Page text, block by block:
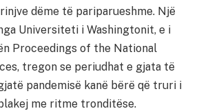
dëme të pariparueshme. Një
Universiteti i Washingtonit, e i
Proceedings of the National
tregon se periudhat e gjata të
pandemisë kanë bërë që truri i
me ritme tronditëse.